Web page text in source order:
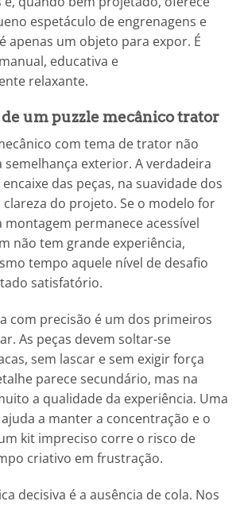
espetáculo de engrenagens e
apenas um objeto para expor. É
educativa e
relaxante.
um puzzle mecânico trator
com tema de trator não
semelhança exterior. A verdadeira
das peças, na suavidade dos
clareza do projeto. Se o modelo for
montagem permanece acessível
não tem grande experiência,
tempo aquele nível de desafio
satisfatório.
com precisão é um dos primeiros
As peças devem soltar-se
sem lascar e sem exigir força
parece secundário, mas na
a qualidade da experiência. Uma
a manter a concentração e o
kit impreciso corre o risco de
criativo em frustração.
decisiva é a ausência de cola. Nos